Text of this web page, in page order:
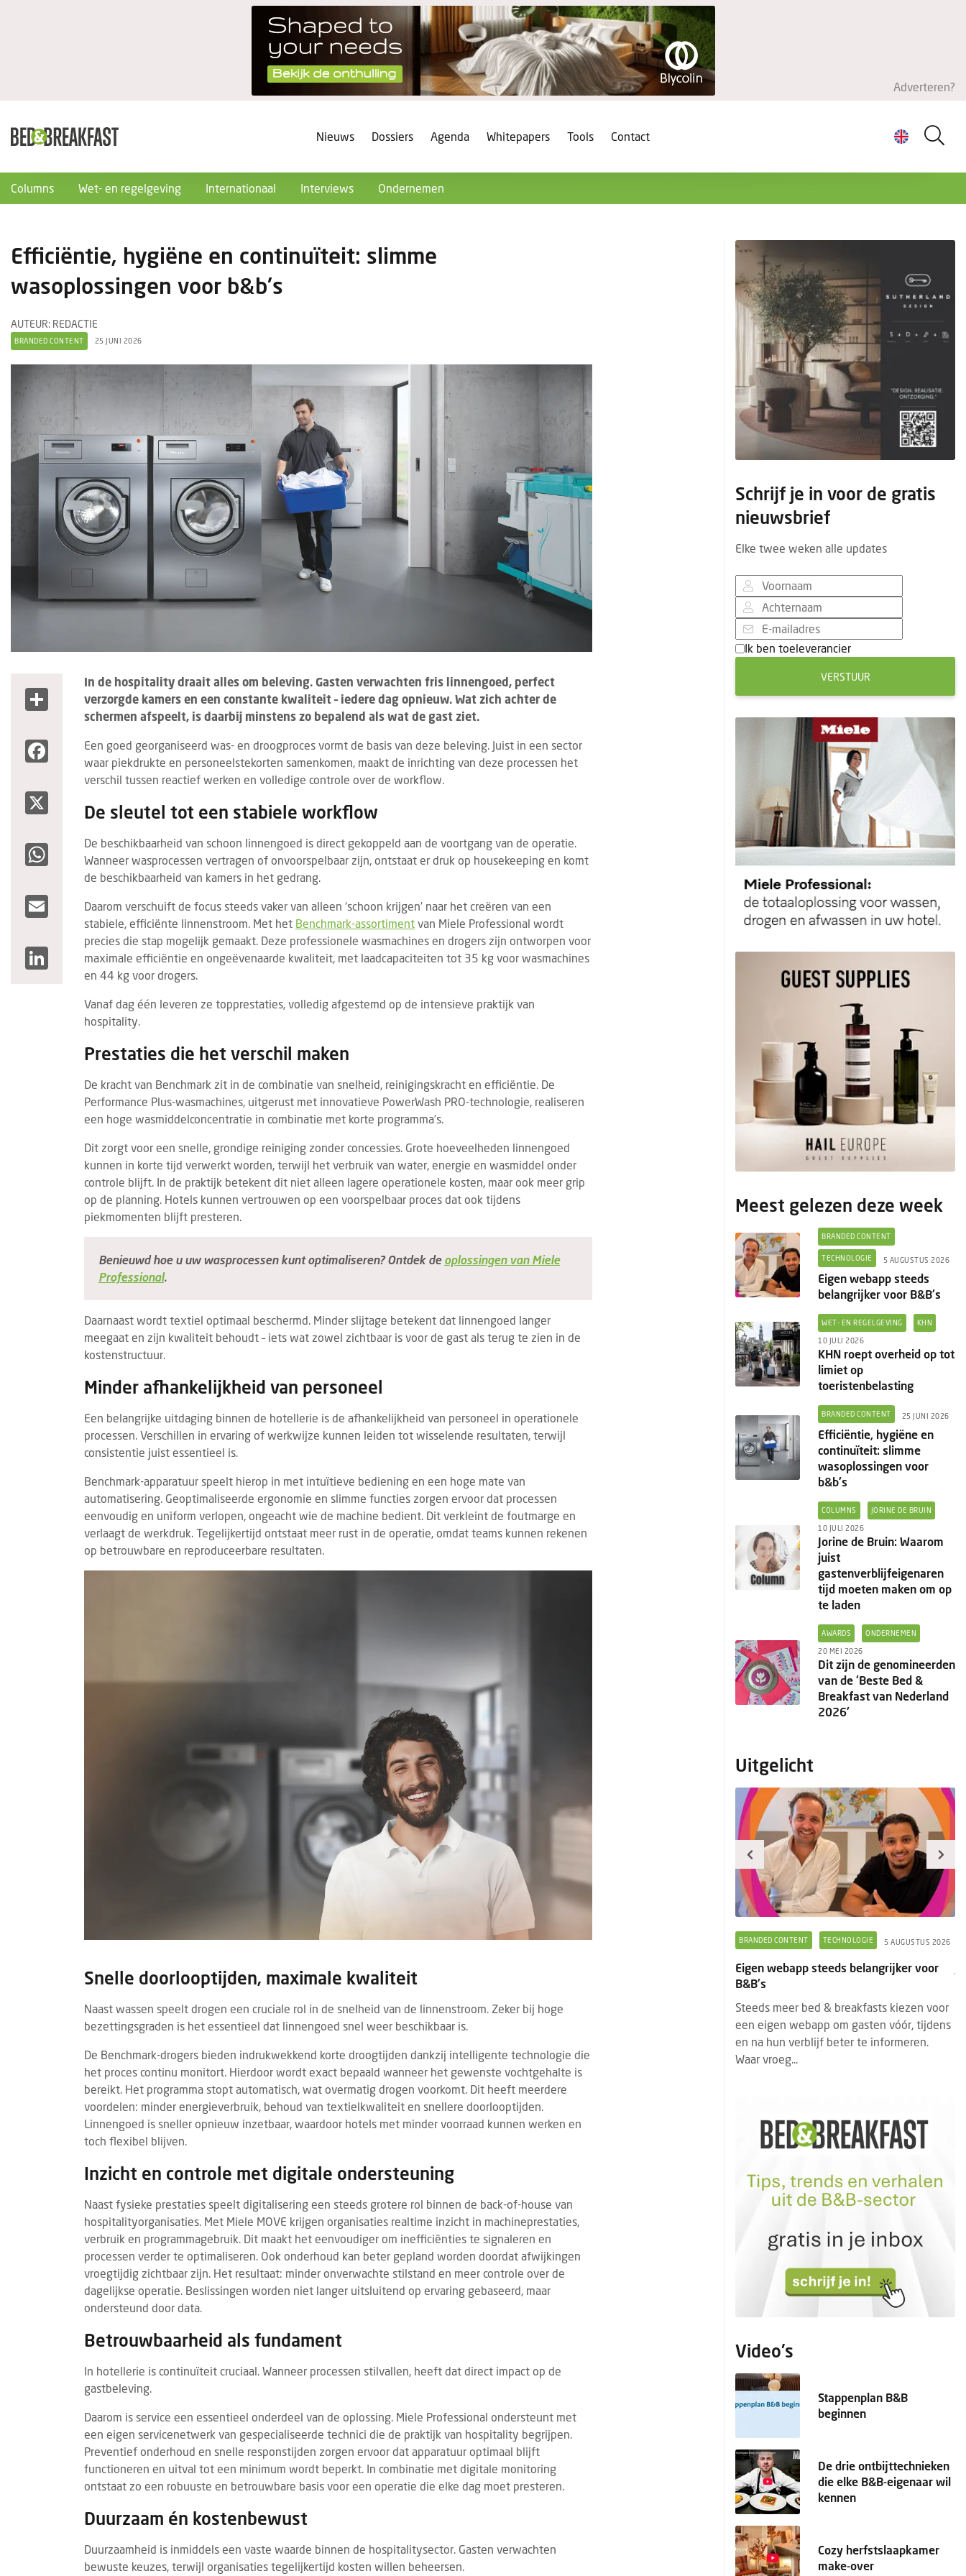
Adverteren?
Nieuws Dossiers Agenda Whitepapers Tools Contact
Columns Wet- en regelgeving Internationaal Interviews Ondernemen
Efficiëntie, hygiëne en continuïteit: slimme
wasoplossingen voor b&b's
AUTEUR: REDACTIE
BRANDED CONTENT 25 JUNI 2026
Facebook
WhatsApp
LinkedIn
In de hospitality draait alles om beleving. Gasten verwachten fris linnengoed, perfect
verzorgde kamers en een constante kwaliteit – iedere dag opnieuw. Wat zich achter de
schermen afspeelt, is daarbij minstens zo bepalend als wat de gast ziet.
Een goed georganiseerd was- en droogproces vormt de basis van deze beleving. Juist in een sector
waar piekdrukte en personeelstekorten samenkomen, maakt de inrichting van deze processen het
verschil tussen reactief werken en volledige controle over de workflow.
De sleutel tot een stabiele workflow
De beschikbaarheid van schoon linnengoed is direct gekoppeld aan de voortgang van de operatie.
Wanneer wasprocessen vertragen of onvoorspelbaar zijn, ontstaat er druk op housekeeping en komt
de beschikbaarheid van kamers in het gedrang.
Daarom verschuift de focus steeds vaker van alleen ‘schoon krijgen’ naar het creëren van een
stabiele, efficiënte linnenstroom. Met het Benchmark-assortiment van Miele Professional wordt
precies die stap mogelijk gemaakt. Deze professionele wasmachines en drogers zijn ontworpen voor
maximale efficiëntie en ongeëvenaarde kwaliteit, met laadcapaciteiten tot 35 kg voor wasmachines
en 44 kg voor drogers.
Vanaf dag één leveren ze topprestaties, volledig afgestemd op de intensieve praktijk van
hospitality.
Prestaties die het verschil maken
De kracht van Benchmark zit in de combinatie van snelheid, reinigingskracht en efficiëntie. De
Performance Plus-wasmachines, uitgerust met innovatieve PowerWash PRO-technologie, realiseren
een hoge wasmiddelconcentratie in combinatie met korte programma’s.
Dit zorgt voor een snelle, grondige reiniging zonder concessies. Grote hoeveelheden linnengoed
kunnen in korte tijd verwerkt worden, terwijl het verbruik van water, energie en wasmiddel onder
controle blijft. In de praktijk betekent dit niet alleen lagere operationele kosten, maar ook meer grip
op de planning. Hotels kunnen vertrouwen op een voorspelbaar proces dat ook tijdens
piekmomenten blijft presteren.
Benieuwd hoe u uw wasprocessen kunt optimaliseren? Ontdek de oplossingen van Miele
Professional.
Daarnaast wordt textiel optimaal beschermd. Minder slijtage betekent dat linnengoed langer
meegaat en zijn kwaliteit behoudt – iets wat zowel zichtbaar is voor de gast als terug te zien in de
kostenstructuur.
Minder afhankelijkheid van personeel
Een belangrijke uitdaging binnen de hotellerie is de afhankelijkheid van personeel in operationele
processen. Verschillen in ervaring of werkwijze kunnen leiden tot wisselende resultaten, terwijl
consistentie juist essentieel is.
Benchmark-apparatuur speelt hierop in met intuïtieve bediening en een hoge mate van
automatisering. Geoptimaliseerde ergonomie en slimme functies zorgen ervoor dat processen
eenvoudig en uniform verlopen, ongeacht wie de machine bedient. Dit verkleint de foutmarge en
verlaagt de werkdruk. Tegelijkertijd ontstaat meer rust in de operatie, omdat teams kunnen rekenen
op betrouwbare en reproduceerbare resultaten.
Snelle doorlooptijden, maximale kwaliteit
Naast wassen speelt drogen een cruciale rol in de snelheid van de linnenstroom. Zeker bij hoge
bezettingsgraden is het essentieel dat linnengoed snel weer beschikbaar is.
De Benchmark-drogers bieden indrukwekkend korte droogtijden dankzij intelligente technologie die
het proces continu monitort. Hierdoor wordt exact bepaald wanneer het gewenste vochtgehalte is
bereikt. Het programma stopt automatisch, wat overmatig drogen voorkomt. Dit heeft meerdere
voordelen: minder energieverbruik, behoud van textielkwaliteit en snellere doorlooptijden.
Linnengoed is sneller opnieuw inzetbaar, waardoor hotels met minder voorraad kunnen werken en
toch flexibel blijven.
Inzicht en controle met digitale ondersteuning
Naast fysieke prestaties speelt digitalisering een steeds grotere rol binnen de back-of-house van
hospitalityorganisaties. Met Miele MOVE krijgen organisaties realtime inzicht in machineprestaties,
verbruik en programmagebruik. Dit maakt het eenvoudiger om inefficiënties te signaleren en
processen verder te optimaliseren. Ook onderhoud kan beter gepland worden doordat afwijkingen
vroegtijdig zichtbaar zijn. Het resultaat: minder onverwachte stilstand en meer controle over de
dagelijkse operatie. Beslissingen worden niet langer uitsluitend op ervaring gebaseerd, maar
ondersteund door data.
Betrouwbaarheid als fundament
In hotellerie is continuïteit cruciaal. Wanneer processen stilvallen, heeft dat direct impact op de
gastbeleving.
Daarom is service een essentieel onderdeel van de oplossing. Miele Professional ondersteunt met
een eigen servicenetwerk van gespecialiseerde technici die de praktijk van hospitality begrijpen.
Preventief onderhoud en snelle responstijden zorgen ervoor dat apparatuur optimaal blijft
functioneren en uitval tot een minimum wordt beperkt. In combinatie met digitale monitoring
ontstaat zo een robuuste en betrouwbare basis voor een operatie die elke dag moet presteren.
Duurzaam én kostenbewust
Duurzaamheid is inmiddels een vaste waarde binnen de hospitalitysector. Gasten verwachten
bewuste keuzes, terwijl organisaties tegelijkertijd kosten willen beheersen.
Schrijf je in voor de gratis
nieuwsbrief
Elke twee weken alle updates
Ik ben toeleverancier
VERSTUUR
Meest gelezen deze week
BRANDED CONTENT
TECHNOLOGIE 5 AUGUSTUS 2026
Eigen webapp steeds
belangrijker voor B&B's
WET- EN REGELGEVING KHN
10 JULI 2026
KHN roept overheid op tot
limiet op
toeristenbelasting
BRANDED CONTENT 25 JUNI 2026
Efficiëntie, hygiëne en
continuïteit: slimme
wasoplossingen voor
b&b's
COLUMNS JORINE DE BRUIN
10 JULI 2026
Jorine de Bruin: Waarom
juist
gastenverblijfeigenaren
tijd moeten maken om op
te laden
AWARDS ONDERNEMEN
20 MEI 2026
Dit zijn de genomineerden
van de 'Beste Bed &
Breakfast van Nederland
2026'
Uitgelicht
BRANDED CONTENT TECHNOLOGIE 5 AUGUSTUS 2026
Eigen webapp steeds belangrijker voor
B&B's
Steeds meer bed & breakfasts kiezen voor
een eigen webapp om gasten vóór, tijdens
Waar vroeg...
COLUMNS JORINE DE BRUIN 7 AUGUSTUS 2026
Jorine de Bruin: Wat Marilyn Monroe ons
vandaag nog kan leren over gastvrijheid
Marilyn Monroe was veel meer dan een
Hollywood-icoon. Haar kracht zat niet
unieke positionering. Juist d...
BRANDED CONTENT
Steeds meer bed & breakfasts kiezen voor
Waar vroeg...
COLUMNS JORINE DE BRUIN 7 AUGUSTUS 2026
Jorine de Bruin: Wat Marilyn Monroe ons
vandaag nog kan leren over gastvrijheid
Marilyn Monroe was veel meer dan een
Hollywood-icoon. Haar kracht zat niet
alleen in haar uiterlijk, maar vooral in haar
unieke positionering. Juist d...
Video's
Stappenplan B&B
beginnen
De drie ontbijttechnieken
die elke B&B-eigenaar wil
kennen
Cozy herfstslaapkamer
make-over